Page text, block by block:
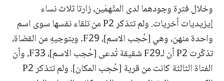
وخلال فترة وجودهما لدى المتّهمَين، زارتا ثلاث نساء
إيزيديات أخريات. ولم تتذكر P2 من تلقاء نفسها سوى اسم
واحدة منهن، وهي [حُجب الاسم]، F29. وبتوجيهٍ من القضاة،
تذكّرت P2 أن لـF29 شقيقة تُدعى [حُجب الاسم]، F33، وأن
الفتاة الثالثة كانت من قرية [حُجب المكان]. ولم تتذكر P2